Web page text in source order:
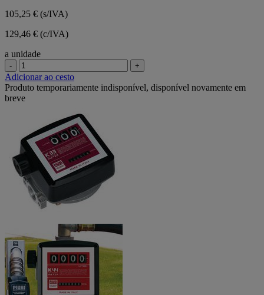
estrelas.
105,25 € (s/IVA)
129,46 € (c/IVA)
a unidade
- +
Adicionar ao cesto
Produto temporariamente indisponível, disponível novamente em
breve